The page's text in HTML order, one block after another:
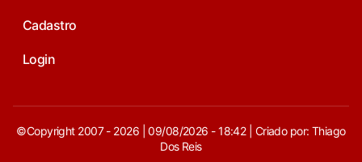
Cadastro
Login
©Copyright 2007 - 2026 | 09/08/2026 - 18:42 | Criado por: Thiago
Dos Reis